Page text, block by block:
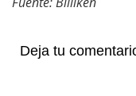
Deja tu